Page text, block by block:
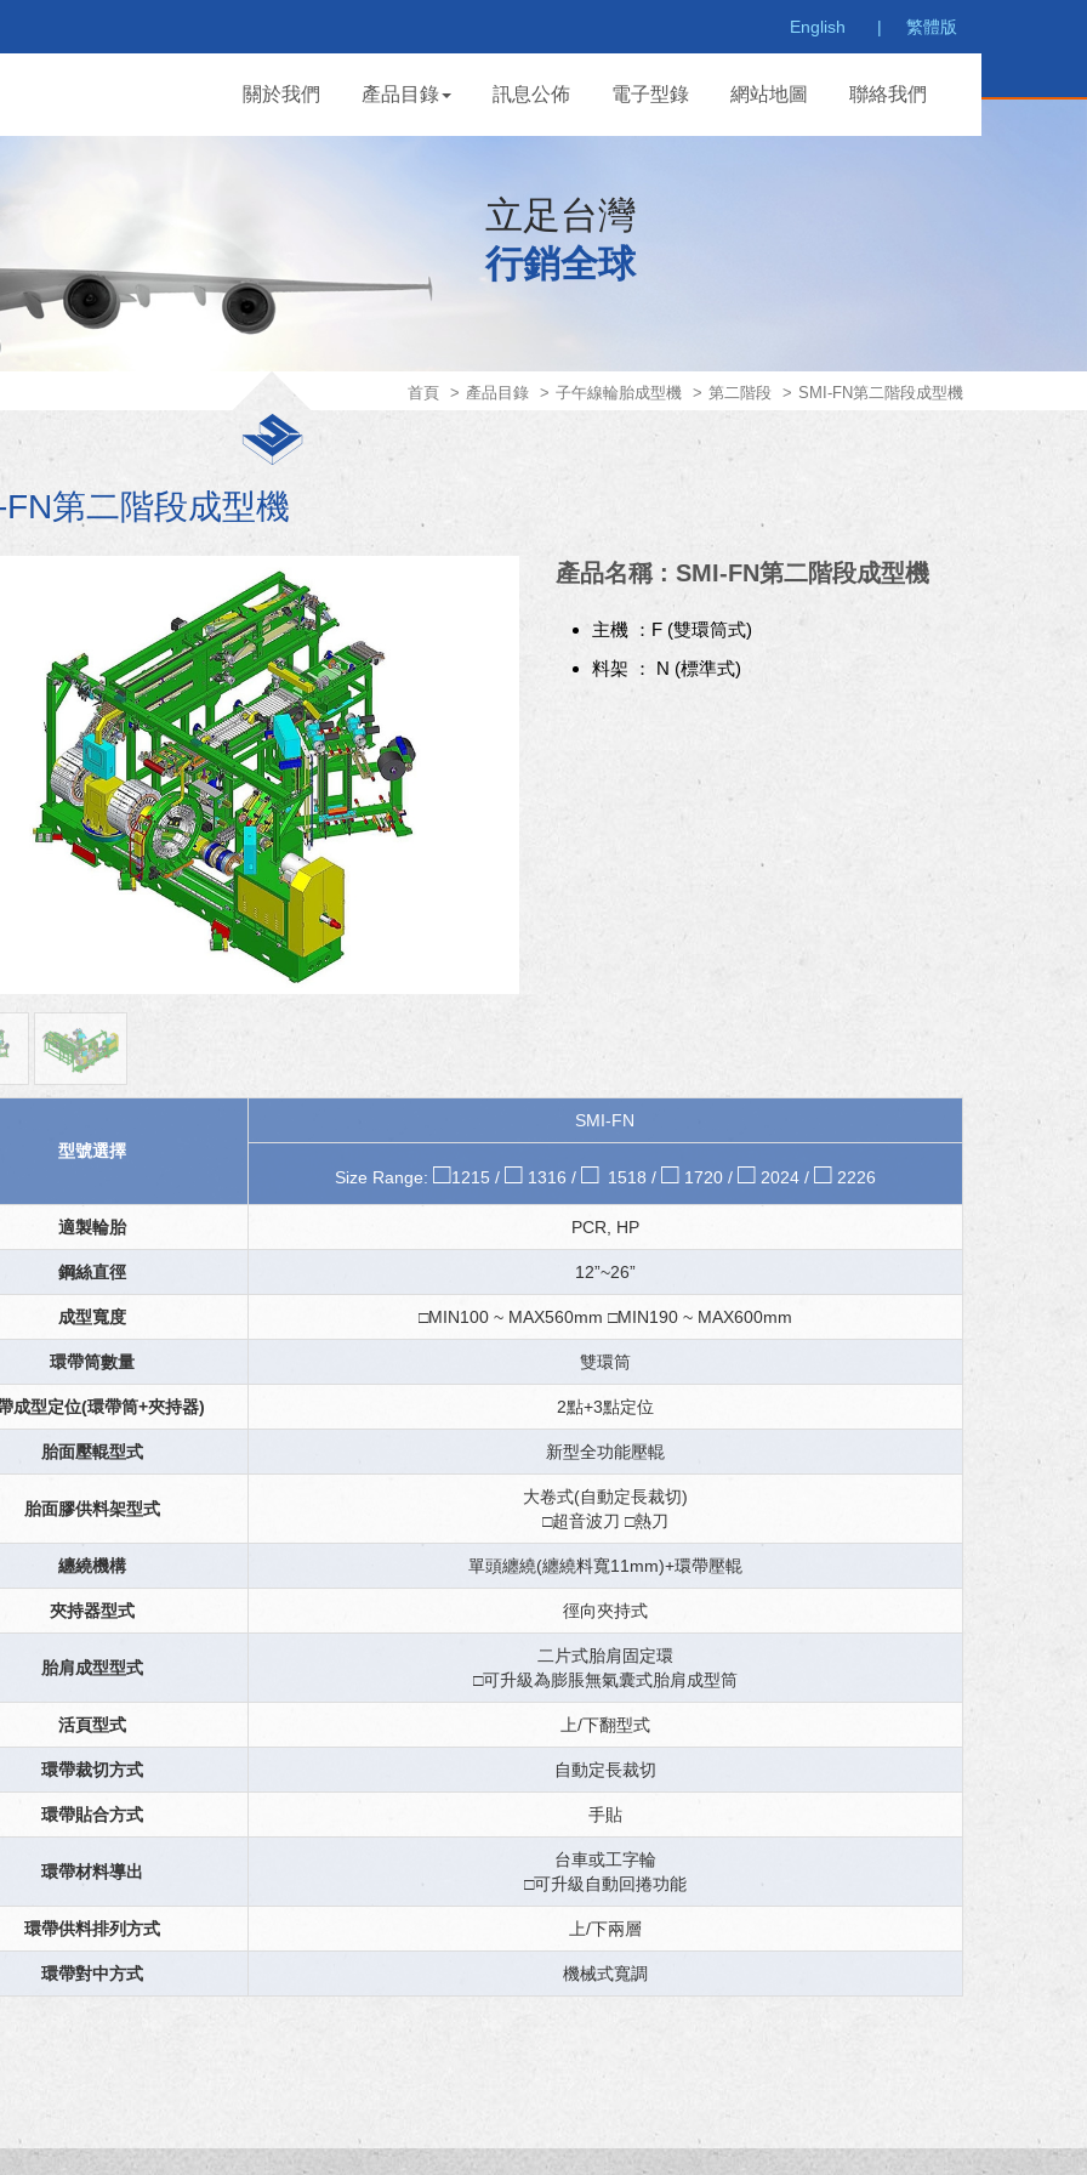
English 繁體版
關於我們 產品目錄 訊息公佈 電子型錄 網站地圖 聯絡我們
立足台灣
行銷全球
首頁 產品目錄 子午線輪胎成型機 第二階段 SMI-FN第二階段成型機
第二階段成型機
產品名稱 : SMI-FN第二階段成型機
主機 ：F (雙環筒式)
料架 ： N (標準式)
型號選擇
SMI-FN
Size Range: □1215 / □ 1316 / □ 1518 / □ 1720 / □ 2024 / □ 2226
適製輪胎 PCR, HP
鋼絲直徑 12”~26”
成型寬度 □MIN100 ~ MAX560mm □MIN190 ~ MAX600mm
環帶筒數量 雙環筒
成型定位(環帶筒+夾持器) 2點+3點定位
胎面壓輥型式 新型全功能壓輥
胎面膠供料架型式
大卷式(自動定長裁切)
□超音波刀 □熱刀
纏繞機構 單頭纏繞(纏繞料寬11mm)+環帶壓輥
夾持器型式 徑向夾持式
胎肩成型型式
二片式胎肩固定環
□可升級為膨脹無氣囊式胎肩成型筒
活頁型式 上/下翻型式
環帶裁切方式 自動定長裁切
環帶貼合方式 手貼
環帶材料導出
台車或工字輪
□可升級自動回捲功能
環帶供料排列方式 上/下兩層
環帶對中方式 機械式寬調